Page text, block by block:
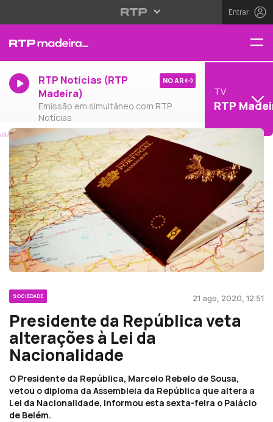
Entrar
RTP Notícias (RTP
Madeira)
Emissão em simultâneo com RTP
Notícias
NO AR
TV
RTP
SOCIEDADE 21 ago, 2020, 12:51
Presidente da República veta
alterações à Lei da
Nacionalidade
O Presidente da República, Marcelo Rebelo de Sousa,
vetou o diploma da Assembleia da República que altera a
Lei da Nacionalidade, informou esta sexta-feira o Palácio
de Belém.